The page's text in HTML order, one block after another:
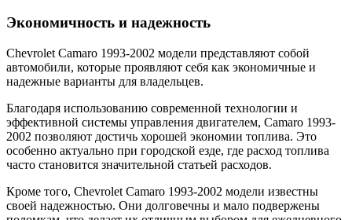
Экономичность и надежность
Chevrolet Camaro 1993-2002 модели представляют собой
автомобили, которые проявляют себя как экономичные и
надежные варианты для владельцев.
Благодаря использованию современной технологии и
эффективной системы управления двигателем, Camaro 1993-
2002 позволяют достичь хорошей экономии топлива. Это
особенно актуально при городской езде, где расход топлива
часто становится значительной статьей расходов.
Кроме того, Chevrolet Camaro 1993-2002 модели известны
своей надежностью. Они долговечны и мало подвержены